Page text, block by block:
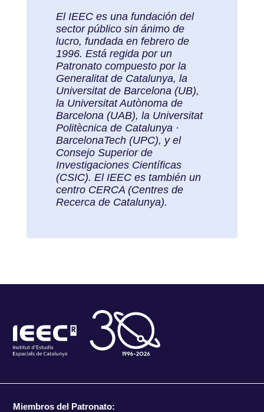
El IEEC es una fundación del
sector público sin ánimo de
lucro, fundada en febrero de
1996. Está regida por un
Patronato compuesto por la
Generalitat de Catalunya, la
Universitat de Barcelona (UB),
la Universitat Autònoma de
Barcelona (UAB), la Universitat
Politècnica de Catalunya ·
BarcelonaTech (UPC), y el
Consejo Superior de
Investigaciones Científicas
(CSIC). El IEEC es también un
centro CERCA (Centres de
Recerca de Catalunya).
Miembros del Patronato: